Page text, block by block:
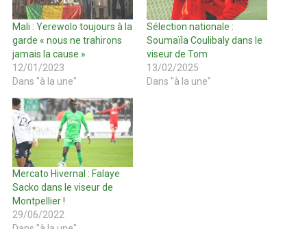
Mali : Yerewolo toujours à la
garde « nous ne trahirons
jamais la cause »
12/01/2023
Dans "à la une"
Sélection nationale :
Soumaïla Coulibaly dans le
viseur de Tom
13/02/2025
Dans "à la une"
Mercato Hivernal : Falaye
Sacko dans le viseur de
Montpellier !
29/06/2022